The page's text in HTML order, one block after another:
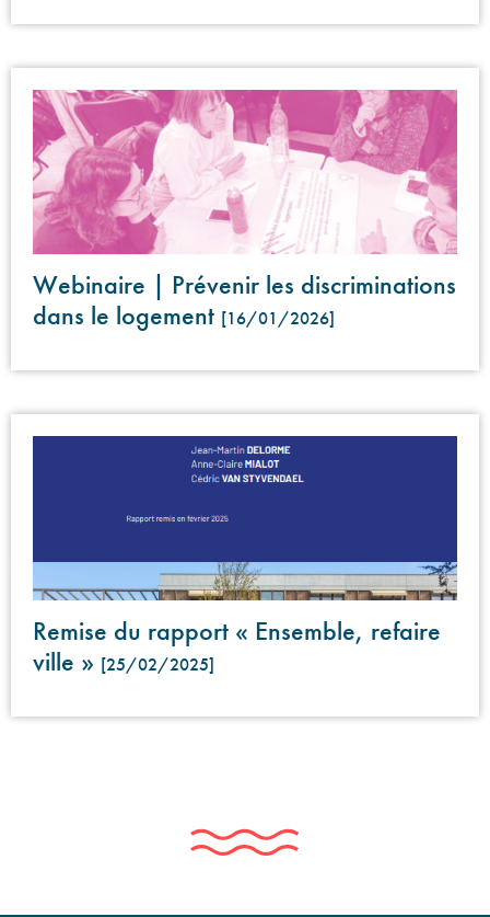
Webinaire | Prévenir les discriminations
dans le logement [16/01/2026]
Remise du rapport « Ensemble, refaire
ville » [25/02/2025]